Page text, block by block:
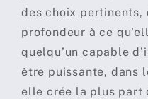
des choix pertinents,
profondeur à ce
quelqu’un capable
être puissante, dans
elle crée la plus part